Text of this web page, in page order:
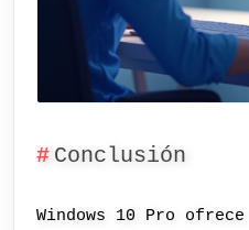
Conclusión
Windows 10 Pro